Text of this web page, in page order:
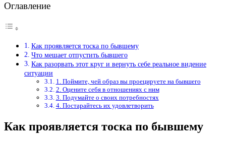
Оглавление
Как проявляется тоска по бывшему
Что мешает отпустить бывшего
Как разорвать этот круг и вернуть себе реальное видение
ситуации
1. Поймите, чей образ вы проецируете на бывшего
2. Оцените себя в отношениях с ним
3. Подумайте о своих потребностях
4. Постарайтесь их удовлетворить
Как проявляется тоска по бывшему